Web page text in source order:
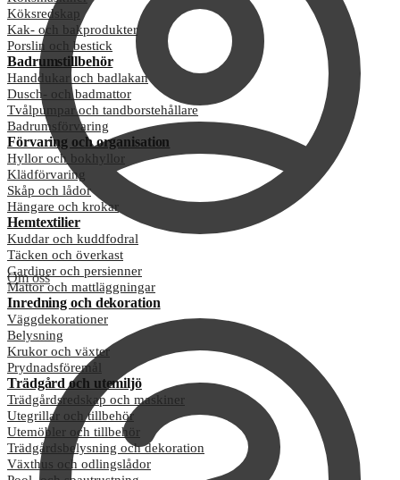
Om oss
Köksredskap
Kak- och bakprodukter
Porslin och bestick
Badrumstillbehör
Handdukar och badlakan
Dusch- och badmattor
Tvålpumpar och tandborstehållare
Badrumsförvaring
Förvaring och organisation
Hyllor och bokhyllor
Klädförvaring
Skåp och lådor
Hängare och krokar
Hemtextilier
Kuddar och kuddfodral
Täcken och överkast
Gardiner och persienner
Mattor och mattläggningar
Inredning och dekoration
Väggdekorationer
Belysning
Krukor och växter
Prydnadsföremål
Trädgård och utemiljö
Trädgårdsredskap och maskiner
Utegrillar och tillbehör
Utemöbler och tillbehör
Trädgårdsbelysning och dekoration
Växthus och odlingslådor